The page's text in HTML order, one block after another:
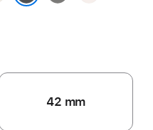
42 mm